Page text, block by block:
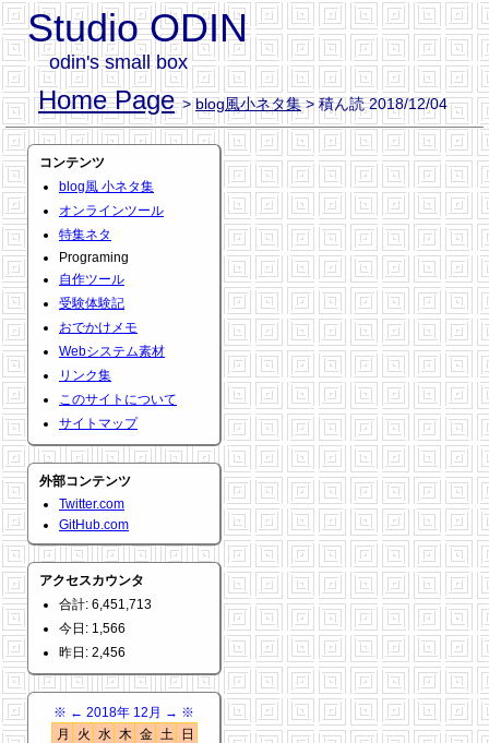
Studio ODIN
odin's small box
Home Page >blog風小ネタ集> 積ん読 2018/12/04
コンテンツ
blog風 小ネタ集
オンラインツール
特集ネタ
Programing
自作ツール
受験体験記
おでかけメモ
Webシステム素材
リンク集
このサイトについて
サイトマップ
外部コンテンツ
Twitter.com
GitHub.com
アクセスカウンタ
合計: 6,451,713
今日: 1,566
昨日: 2,456
※ ← 2018年 12月 → ※
月
火 水 木 金 土
日